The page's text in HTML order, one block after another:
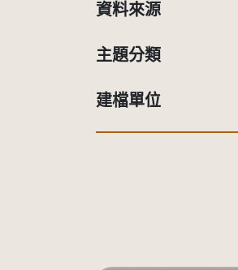
資料來源
主題分類
建檔單位